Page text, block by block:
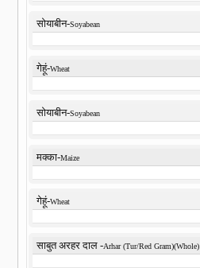
सोयाबीन-Soyabean
गेहूं-Wheat
सोयाबीन-Soyabean
मक्का-Maize
गेहूं-Wheat
साबुत अरहर दाल -Arhar (Tur/Red Gram)(Whole)